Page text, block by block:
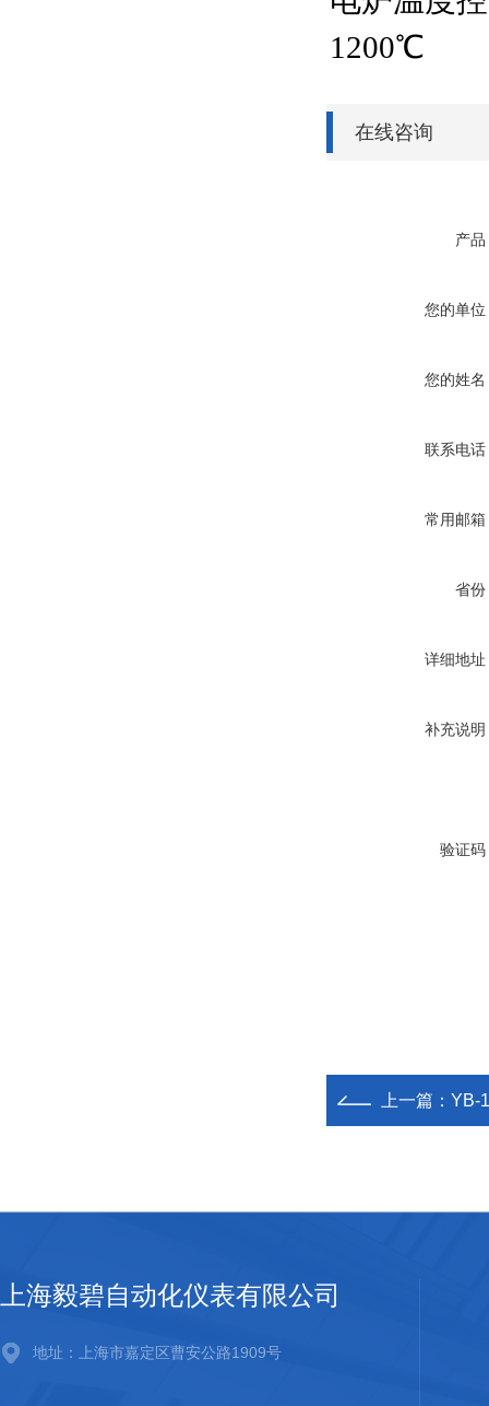
1200℃
在线咨询
产品
您的单位
您的姓名
联系电话
常用邮箱
省份
详细地址
补充说明
验证码
上一篇： YB-
上海毅碧自动化仪表有限公司
地址：上海市嘉定区曹安公路1909号